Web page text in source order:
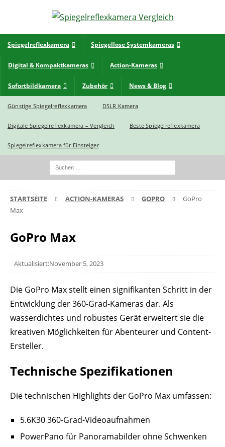
Spiegelreflexkamera Spiegellose Systemkameras
Digital & Kompaktkameras Action-Kameras
Sofortbildkamera Zubehör News & Blog
Günstige Spiegelreflexkamera DSLR Kamera
Digitale Spiegelreflexkamera – Vergleich Beste Spiegelreflexkamera
Spiegelreflexkamera für Einsteiger
STARTSEITE ACTION-KAMERAS GOPRO
GoPro
Max
GoPro Max
Aktualisiert:November 5, 2023
Die GoPro Max stellt einen signifikanten Schritt in der
Entwicklung der 360-Grad-Kameras dar. Als
wasserdichtes und robustes Gerät erweitert sie die
kreativen Möglichkeiten für Abenteurer und Content-
Ersteller.
Technische Spezifikationen
Die technischen Highlights der GoPro Max umfassen:
5.6K30 360-Grad-Videoaufnahmen
PowerPano für Panoramabilder ohne Schwenken